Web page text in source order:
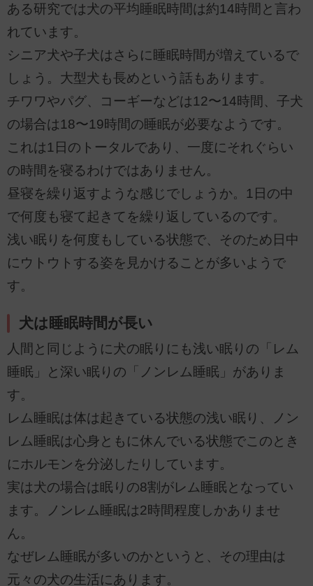
ある研究では犬の平均睡眠時間は約14時間と言わ
れています。
シニア犬や子犬はさらに睡眠時間が増えているで
しょう。大型犬も長めという話もあります。
チワワやパグ、コーギーなどは12〜14時間、子犬
の場合は18〜19時間の睡眠が必要なようです。
これは1日のトータルであり、一度にそれぐらい
の時間を寝るわけではありません。
昼寝を繰り返すような感じでしょうか。1日の中
で何度も寝て起きてを繰り返しているのです。
浅い眠りを何度もしている状態で、そのため日中
にウトウトする姿を見かけることが多いようで
す。
犬は睡眠時間が長い
人間と同じように犬の眠りにも浅い眠りの「レム
睡眠」と深い眠りの「ノンレム睡眠」がありま
す。
レム睡眠は体は起きている状態の浅い眠り、ノン
レム睡眠は心身ともに休んでいる状態でこのとき
にホルモンを分泌したりしています。
実は犬の場合は眠りの8割がレム睡眠となってい
ます。ノンレム睡眠は2時間程度しかありませ
ん。
なぜレム睡眠が多いのかというと、その理由は
元々の犬の生活にあります。